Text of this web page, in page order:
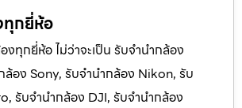
ทุกยี่ห้อ
งทุกยี่ห้อ ไม่ว่าจะเป็น รับจำนำกล้อง
อง Sony, รับจำนำกล้อง Nikon, รับ
รับจำนำกล้อง DJI, รับจำนำกล้อง